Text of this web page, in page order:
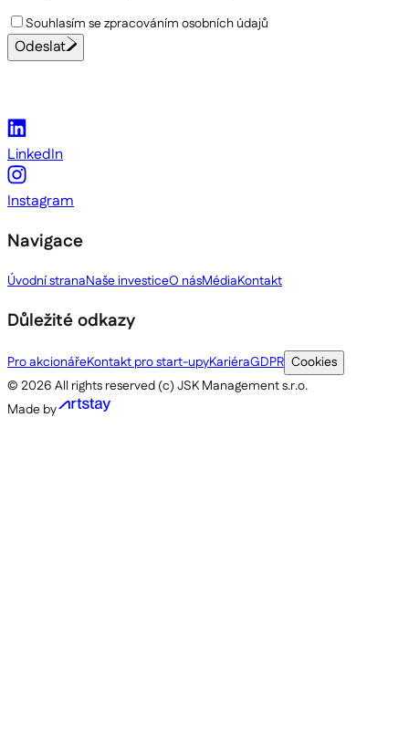
Souhlasím se zpracováním osobních údajů
Odeslat
LinkedIn
Instagram
Navigace
Úvodní stranaNaše investiceO násMédiaKontakt
Důležité odkazy
Pro akcionářeKontakt pro start-upyKariéraGDPR Cookies
© 2026 All rights reserved (c) JSK Management s.r.o.
Made by